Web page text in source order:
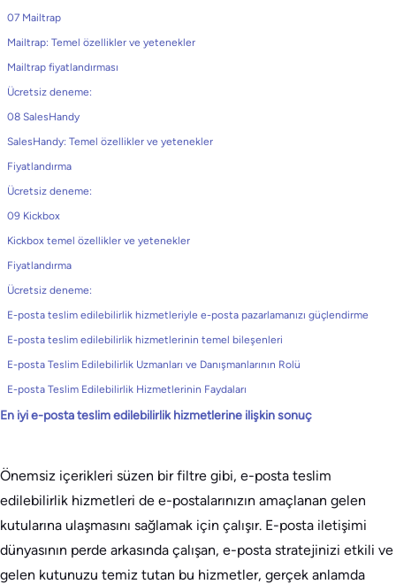
07 Mailtrap
Mailtrap: Temel özellikler ve yetenekler
Mailtrap fiyatlandırması
Ücretsiz deneme:
08 SalesHandy
SalesHandy: Temel özellikler ve yetenekler
Fiyatlandırma
Ücretsiz deneme:
09 Kickbox
Kickbox temel özellikler ve yetenekler
Fiyatlandırma
Ücretsiz deneme:
E-posta teslim edilebilirlik hizmetleriyle e-posta pazarlamanızı güçlendirme
E-posta teslim edilebilirlik hizmetlerinin temel bileşenleri
E-posta Teslim Edilebilirlik Uzmanları ve Danışmanlarının Rolü
E-posta Teslim Edilebilirlik Hizmetlerinin Faydaları
En iyi e-posta teslim edilebilirlik hizmetlerine ilişkin sonuç
Önemsiz içerikleri süzen bir filtre gibi, e-posta teslim
edilebilirlik hizmetleri de e-postalarınızın amaçlanan gelen
kutularına ulaşmasını sağlamak için çalışır. E-posta iletişimi
dünyasının perde arkasında çalışan, e-posta stratejinizi etkili ve
gelen kutunuzu temiz tutan bu hizmetler, gerçek anlamda